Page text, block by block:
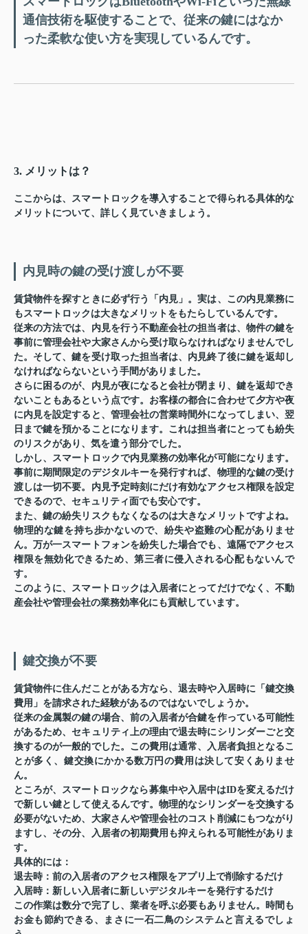
通信技術を駆使することで、従来の鍵にはなか
った柔軟な使い方を実現しているんです。
3. メリットは？
ここからは、スマートロックを導入することで得られる具体的な
メリットについて、詳しく見ていきましょう。
内見時の鍵の受け渡しが不要
賃貸物件を探すときに必ず行う「内見」。実は、この内見業務に
もスマートロックは大きなメリットをもたらしているんです。
従来の方法では、内見を行う不動産会社の担当者は、物件の鍵を
事前に管理会社や大家さんから受け取らなければなりませんでし
た。そして、鍵を受け取った担当者は、内見終了後に鍵を返却し
なければならないという手間がありました。
さらに困るのが、内見が夜になると会社が閉まり、鍵を返却でき
ないこともあるという点です。お客様の都合に合わせて夕方や夜
に内見を設定すると、管理会社の営業時間外になってしまい、翌
日まで鍵を預かることになります。これは担当者にとっても紛失
のリスクがあり、気を遣う部分でした。
しかし、スマートロックで内見業務の効率化が可能になります。
事前に期間限定のデジタルキーを発行すれば、物理的な鍵の受け
渡しは一切不要。内見予定時刻にだけ有効なアクセス権限を設定
できるので、セキュリティ面でも安心です。
また、鍵の紛失リスクもなくなるのは大きなメリットですよね。
物理的な鍵を持ち歩かないので、紛失や盗難の心配がありませ
ん。万が一スマートフォンを紛失した場合でも、遠隔でアクセス
権限を無効化できるため、第三者に侵入される心配もないんで
す。
このように、スマートロックは入居者にとってだけでなく、不動
産会社や管理会社の業務効率化にも貢献しています。
鍵交換が不要
賃貸物件に住んだことがある方なら、退去時や入居時に「鍵交換
費用」を請求された経験があるのではないでしょうか。
従来の金属製の鍵の場合、前の入居者が合鍵を作っている可能性
があるため、セキュリティ上の理由で退去時にシリンダーごと交
換するのが一般的でした。この費用は通常、入居者負担となるこ
とが多く、鍵交換にかかる数万円の費用は決して安くありませ
ん。
ところが、スマートロックなら募集中や入居中はIDを変えるだけ
で新しい鍵として使えるんです。物理的なシリンダーを交換する
必要がないため、大家さんや管理会社のコスト削減にもつながり
ますし、その分、入居者の初期費用も抑えられる可能性がありま
す。
具体的には：
退去時：前の入居者のアクセス権限をアプリ上で削除するだけ
入居時：新しい入居者に新しいデジタルキーを発行するだけ
この作業は数分で完了し、業者を呼ぶ必要もありません。時間も
お金も節約できる、まさに一石二鳥のシステムと言えるでしょ